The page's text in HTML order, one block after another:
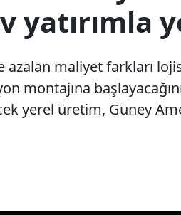
yatırımla
azalan maliyet farkları
montajına
yerel üretim, Güney